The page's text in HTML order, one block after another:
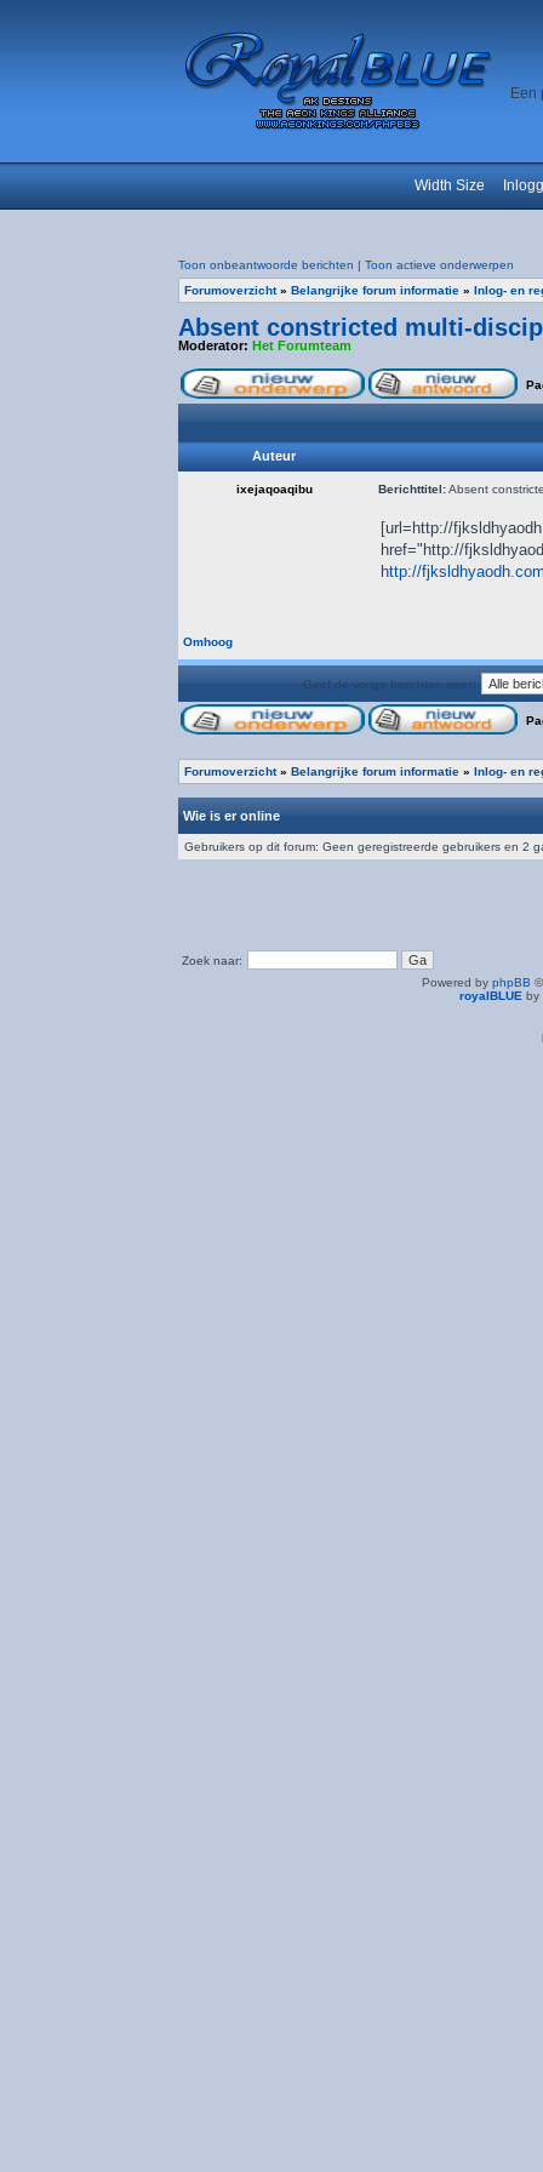
Een
Width Size
Toon onbeantwoorde berichten | Toon actieve onderwerpen
Forumoverzicht» Belangrijke forum informatie » Inlog- en
Absent constricted multi-
Moderator: Het Forumteam
Auteur
ixejaqoaqibu Berichttitel:Absent
[url=http://
href="http://
http://
Omhoog
Geef de vorige berichten weer:
Forumoverzicht» Belangrijke forum informatie » Inlog- en
Wie is er online
Gebruikers op dit forum: Geen geregistreerde gebruikers en 2
Zoek naar:
Powered by phpBB
royalBLUE by